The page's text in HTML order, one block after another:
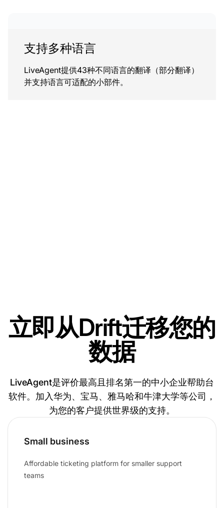
支持多种语言
LiveAgent提供43种不同语言的翻译（部分翻译）
并支持语言可适配的小部件。
立即从Drift迁移您的
数据
LiveAgent是评价最高且排名第一的中小企业帮助台
软件。加入华为、宝马、雅马哈和牛津大学等公司，
为您的客户提供世界级的支持。
Small business
Affordable ticketing platform for smaller support
teams